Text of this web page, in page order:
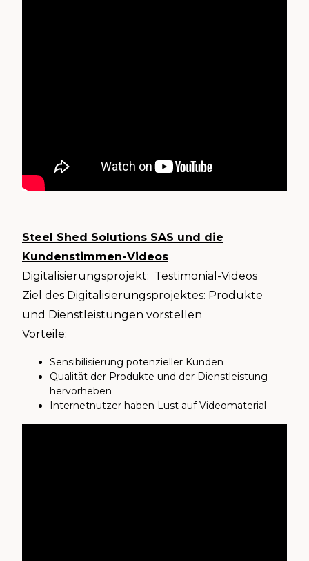
Steel Shed Solutions SAS und die
Kundenstimmen-Videos
Digitalisierungsprojekt: Testimonial-Videos
Ziel des Digitalisierungsprojektes: Produkte
und Dienstleistungen vorstellen
Vorteile:
Sensibilisierung potenzieller Kunden
Qualität der Produkte und der Dienstleistung
hervorheben
Internetnutzer haben Lust auf Videomaterial